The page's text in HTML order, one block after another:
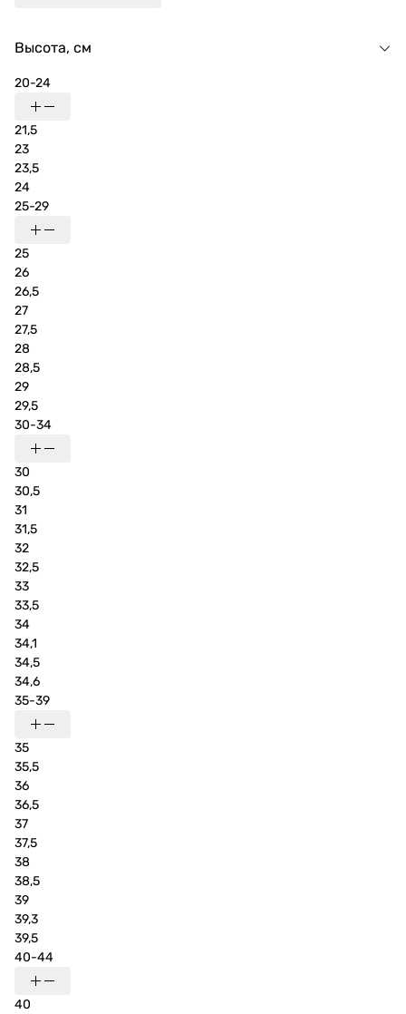
Высота, см
20-24
21,5
23
23,5
24
25-29
25
26
26,5
27
27,5
28
28,5
29
29,5
30-34
30
30,5
31
31,5
32
32,5
33
33,5
34
34,1
34,5
34,6
35-39
35
35,5
36
36,5
37
37,5
38
38,5
39
39,3
39,5
40-44
40